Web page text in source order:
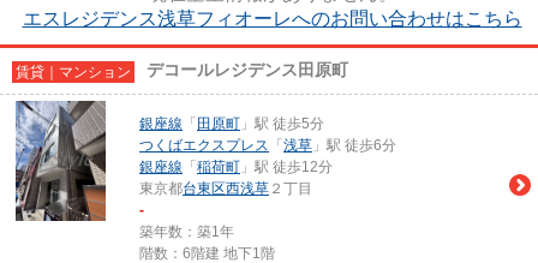
エスレジデンス浅草フィオーレへのお問い合わせはこちら
賃貸｜マンション デコールレジデンス田原町
銀座線 「 田原町 」駅 徒歩5分
つくばエクスプレス 「 浅草 」駅 徒歩6分
銀座線 「 稲荷町 」駅 徒歩12分
東京都台東区西浅草 ２丁目
-
築年数：築1年
階数：6階建 地下1階